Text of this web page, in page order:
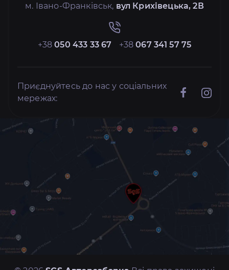
м. Івано-Франківськ, вул Крихівецька, 2В
+38050 433 33 67 +38067 341 57 75
Приєднуйтесь до нас у соціальних
мережах: